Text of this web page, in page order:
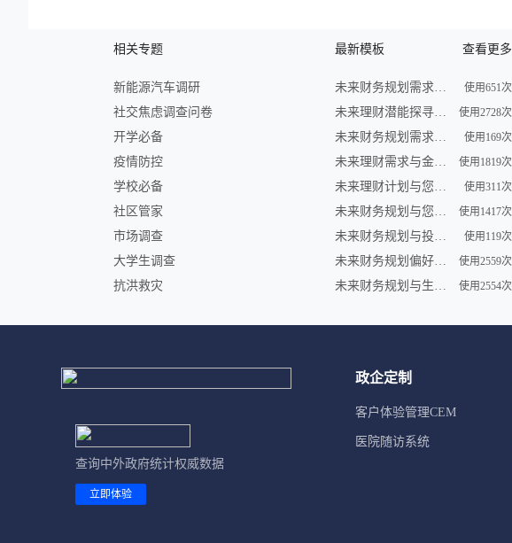
相关专题
新能源汽车调研
社交焦虑调查问卷
开学必备
疫情防控
学校必备
社区管家
市场调查
大学生调查
抗洪救灾
最新模板 查看更多
未来财务规划需求调查 使用651次
未来理财潜能探寻调查 使用2728次
未来财务规划需求调查 使用169次
未来理财需求与金融形势调查 使用1819次
未来理财计划与您共享 | 金融服务调查 使用311次
未来财务规划与您——一场智慧之旅 使用1417次
未来财务规划与投资展望调查 使用119次
未来财务规划偏好及理财趋势调查 使用2559次
未来财务规划与生活愿景调查 使用2554次
查询中外政府统计权威数据
立即体验
政企定制
客户体验管理CEM
医院随访系统